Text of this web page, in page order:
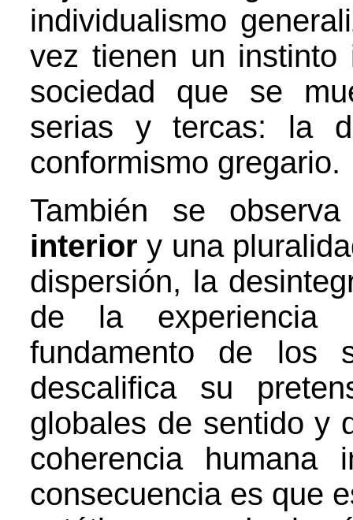
individualismo
vez tienen un
sociedad que se
serias y tercas: la
conformismo gregario.
También se
interiory una
dispersión, la
de la experiencia
fundamento de los
descalifica su
globales de sentido y
coherencia humana
consecuencia es que